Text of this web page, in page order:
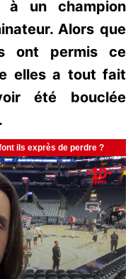
à un champion
Alors que
ont permis ce
elles a tout fait
été bouclée